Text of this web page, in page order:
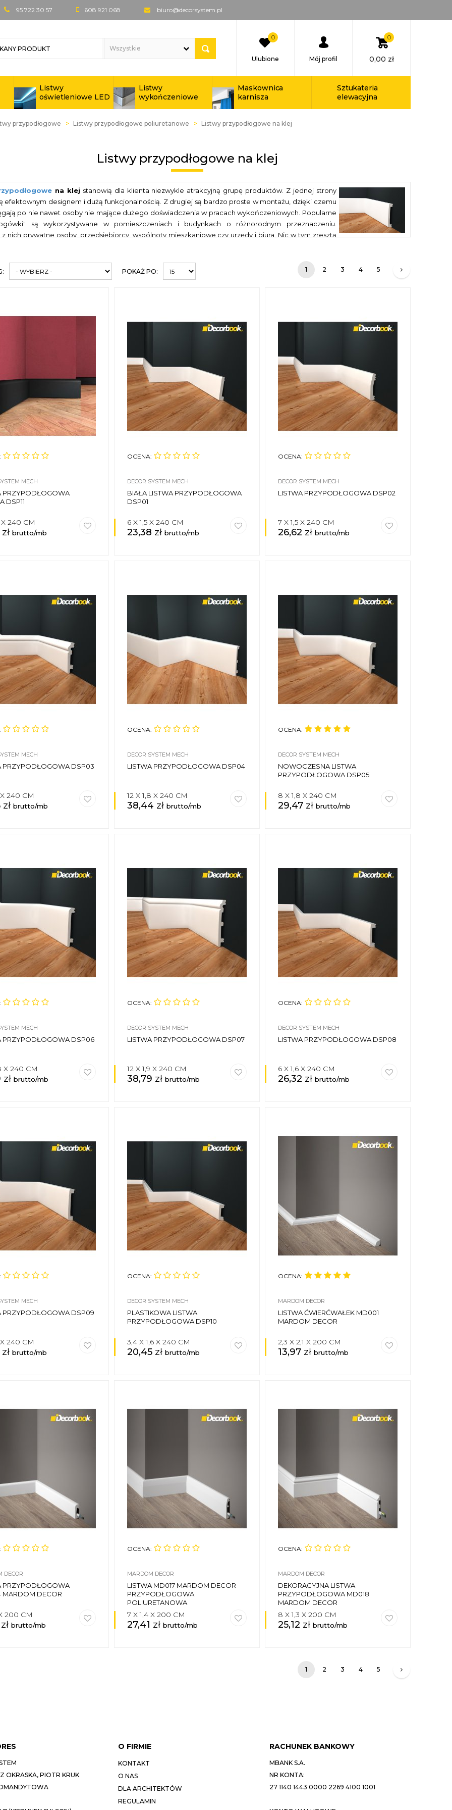
95 722 30 57 608 921 068 biuro@decorsystem.pl
0
Ulubione Mój profil
0
0,00 zł
Listwy
oświetleniowe LED
Listwy
wykończeniowe
Maskownica
karnisza
Sztukateria
elewacyjna
przypodłogowe Listwy przypodłogowe poliuretanowe Listwy przypodłogowe na klej
Listwy przypodłogowe na klej
na klej stanowią dla klienta niezwykle atrakcyjną grupę produktów. Z jednej strony
efektownym designem i dużą funkcjonalnością. Z drugiej są bardzo proste w montażu, dzięki czemu
po nie nawet osoby nie mające dużego doświadczenia w pracach wykończeniowych. Popularne
są wykorzystywane w pomieszczeniach i budynkach o różnorodnym przeznaczeniu.
z nich prywatne osoby, przedsiębiorcy, wspólnoty mieszkaniowe czy urzędy i biura. Nic w tym zresztą
POKAŻ PO: 1 2 3 4 5
MECH
PRZYPODŁOGOWA
DSP11
240 CM
zł brutto/mb
OCENA:
DECOR SYSTEM MECH
BIAŁA LISTWA PRZYPODŁOGOWA
DSP01
6 X 1,5 X 240 CM
23,38 zł brutto/mb
OCENA:
DECOR SYSTEM MECH
LISTWA PRZYPODŁOGOWA DSP02
7 X 1,5 X 240 CM
26,62 zł brutto/mb
MECH
PRZYPODŁOGOWA DSP03
240 CM
zł brutto/mb
OCENA:
DECOR SYSTEM MECH
LISTWA PRZYPODŁOGOWA DSP04
12 X 1,8 X 240 CM
38,44 zł brutto/mb
OCENA:
DECOR SYSTEM MECH
NOWOCZESNA LISTWA
PRZYPODŁOGOWA DSP05
8 X 1,8 X 240 CM
29,47 zł brutto/mb
MECH
PRZYPODŁOGOWA DSP06
X 240 CM
zł brutto/mb
OCENA:
DECOR SYSTEM MECH
LISTWA PRZYPODŁOGOWA DSP07
12 X 1,9 X 240 CM
38,79 zł brutto/mb
OCENA:
DECOR SYSTEM MECH
LISTWA PRZYPODŁOGOWA DSP08
6 X 1,6 X 240 CM
26,32 zł brutto/mb
MECH
PRZYPODŁOGOWA DSP09
240 CM
zł brutto/mb
OCENA:
DECOR SYSTEM MECH
PLASTIKOWA LISTWA
PRZYPODŁOGOWA DSP10
3,4 X 1,6 X 240 CM
20,45 zł brutto/mb
OCENA:
MARDOM DECOR
LISTWA ĆWIERĆWAŁEK MD001
MARDOM DECOR
2,3 X 2,1 X 200 CM
13,97 zł brutto/mb
DECOR
PRZYPODŁOGOWA
DECOR
200 CM
zł brutto/mb
OCENA:
MARDOM DECOR
LISTWA MD017 MARDOM DECOR
PRZYPODŁOGOWA
POLIURETANOWA
7 X 1,4 X 200 CM
27,41 zł brutto/mb
OCENA:
MARDOM DECOR
DEKORACYJNA LISTWA
PRZYPODŁOGOWA MD018
MARDOM DECOR
8 X 1,3 X 200 CM
25,12 zł brutto/mb
1 2 3 4 5
OKRASKA, PIOTR KRUK
O FIRMIE
KONTAKT
O NAS
DLA ARCHITEKTÓW
REGULAMIN
RACHUNEK BANKOWY
MBANK S.A.
NR KONTA:
27 1140 1443 0000 2269 4100 1001